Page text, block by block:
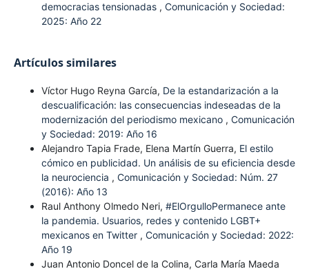
democracias tensionadas , Comunicación y Sociedad:
2025: Año 22
Artículos similares
Víctor Hugo Reyna García, De la estandarización a la
descualificación: las consecuencias indeseadas de la
modernización del periodismo mexicano , Comunicación
y Sociedad: 2019: Año 16
Alejandro Tapia Frade, Elena Martín Guerra, El estilo
cómico en publicidad. Un análisis de su eficiencia desde
la neurociencia , Comunicación y Sociedad: Núm. 27
(2016): Año 13
Raul Anthony Olmedo Neri, #ElOrgulloPermanece ante
la pandemia. Usuarios, redes y contenido LGBT+
mexicanos en Twitter , Comunicación y Sociedad: 2022:
Año 19
Juan Antonio Doncel de la Colina, Carla María Maeda